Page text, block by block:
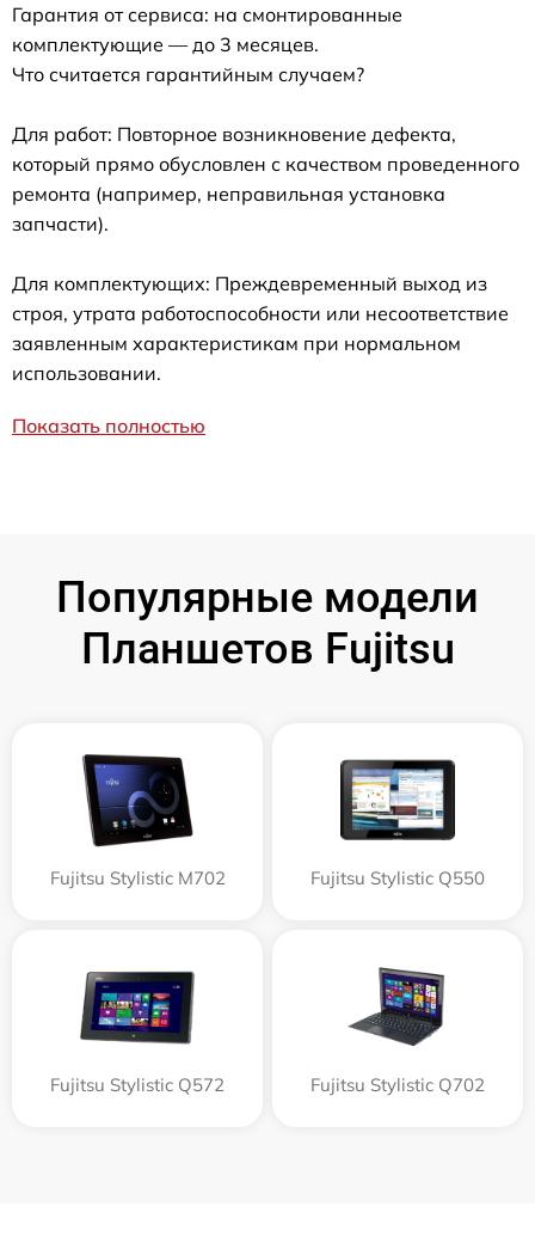
Гарантия от сервиса: на смонтированные
комплектующие — до 3 месяцев.
Что считается гарантийным случаем?
Для работ: Повторное возникновение дефекта,
который прямо обусловлен с качеством проведенного
ремонта (например, неправильная установка
запчасти).
Для комплектующих: Преждевременный выход из
строя, утрата работоспособности или несоответствие
заявленным характеристикам при нормальном
использовании.
Показать полностью
Популярные модели
Планшетов Fujitsu
Fujitsu Stylistic M702 Fujitsu Stylistic Q550
Fujitsu Stylistic Q572 Fujitsu Stylistic Q702